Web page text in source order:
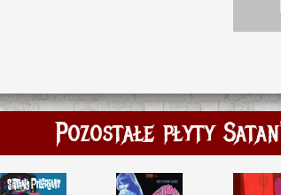
Pozostałe płyty